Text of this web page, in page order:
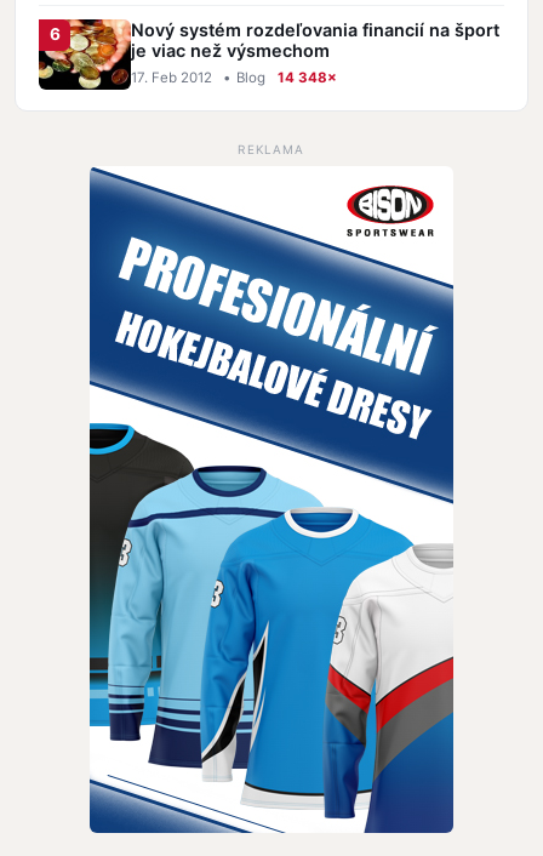
Nový systém rozdeľovania financií na šport
je viac než výsmechom
17. Feb 2012 • Blog 14 348×
REKLAMA